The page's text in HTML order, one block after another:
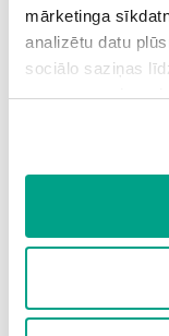
mārketinga
analizētu datu
sociālo saziņas
vecumam pirms
Spiežot uz pogas
sīkdatnēm, kas
trešo pušu
vietnē, izņemot
izmantošanai nav
Spiežot uz pogas
10. Apgalvojuma
Sentences
Grūtības pakāpe:
Grūtības pakāpe:
Jautājumi un
Questions and
Grūtības
13. Jautājumi un